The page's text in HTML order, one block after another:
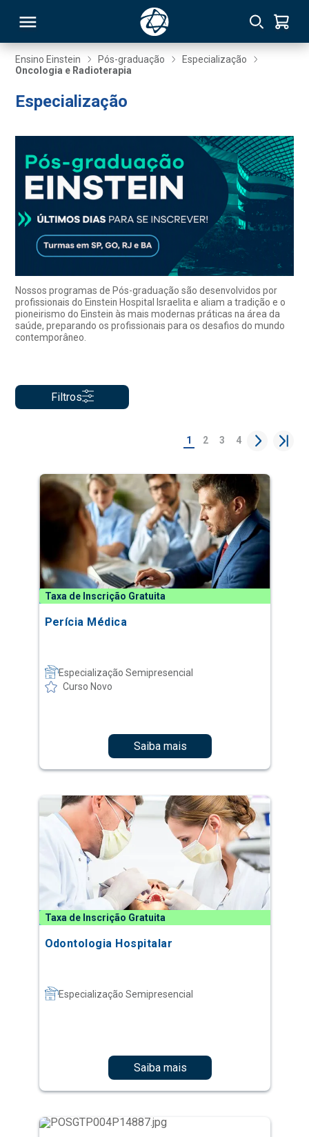
Ensino Einstein Pós-graduação
Especialização
Oncologia e Radioterapia
Especialização
Nossos programas de Pós-graduação são desenvolvidos por
profissionais do Einstein Hospital Israelita e aliam a tradição e o
pioneirismo do Einstein às mais modernas práticas na área da
saúde, preparando os profissionais para os desafios do mundo
contemporâneo.
Filtros
1 2 3 4
Taxa de Inscrição Gratuita
Perícia Médica
Especialização Semipresencial
Curso Novo
Saiba mais
Taxa de Inscrição Gratuita
Odontologia Hospitalar
Especialização Semipresencial
Saiba mais